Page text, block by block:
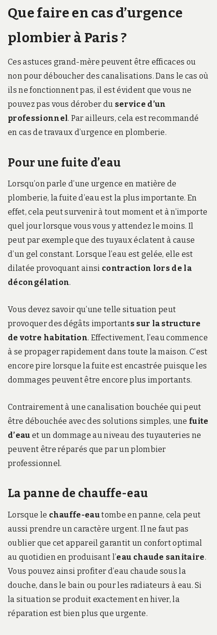
Que faire en cas d’urgence
plombier à Paris ?
Ces astuces grand-mère peuvent être efficaces ou
non pour déboucher des canalisations. Dans le cas où
ils ne fonctionnent pas, il est évident que vous ne
pouvez pas vous dérober du service d’un
professionnel. Par ailleurs, cela est recommandé
en cas de travaux d’urgence en plomberie.
Pour une fuite d’eau
Lorsqu’on parle d’une urgence en matière de
plomberie, la fuite d’eau est la plus importante. En
effet, cela peut survenir à tout moment et à n’importe
quel jour lorsque vous vous y attendez le moins. Il
peut par exemple que des tuyaux éclatent à cause
d’un gel constant. Lorsque l’eau est gelée, elle est
dilatée provoquant ainsi contraction lors de la
décongélation.
Vous devez savoir qu’une telle situation peut
provoquer des dégâts importants sur la structure
de votre habitation. Effectivement, l’eau commence
à se propager rapidement dans toute la maison. C’est
encore pire lorsque la fuite est encastrée puisque les
dommages peuvent être encore plus importants.
Contrairement à une canalisation bouchée qui peut
être débouchée avec des solutions simples, une fuite
d’eau et un dommage au niveau des tuyauteries ne
peuvent être réparés que par un plombier
professionnel.
La panne de chauffe-eau
Lorsque le chauffe-eautombe en panne, cela peut
aussi prendre un caractère urgent. Il ne faut pas
oublier que cet appareil garantit un confort optimal
au quotidien en produisant l’eau chaude sanitaire.
Vous pouvez ainsi profiter d’eau chaude sous la
douche, dans le bain ou pour les radiateurs à eau. Si
la situation se produit exactement en hiver, la
réparation est bien plus que urgente.